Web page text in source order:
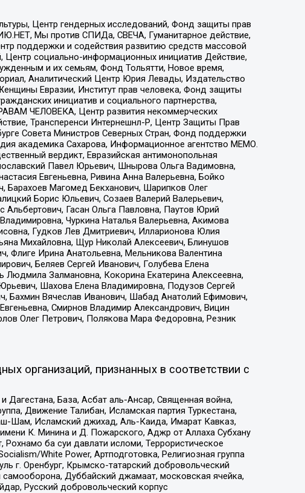
Центр гендерных исследований, Фонд защиты прав
Мы против СПИДа, СВЕЧА, Гуманитарное действие,
поддержки и содействия развитию средств массовой
Центр социально-информационных инициатив Действие,
и их семьям, Фонд Тольятти, Новое время,
Аналитический Центр Юрия Левады, Издательство
Евразии, Институт прав человека, Фонд защиты
инициатив и социального партнерства,
ЧЕЛОВЕКА, Центр развития некоммерческих
Трансперенси Интернешнл-Р, Центр Защиты Прав
Совета Министров Северных Стран, Фонд поддержки
академика Сахарова, Информационное агентство МЕМО.
вердикт, Евразийская антимонопольная
Павел Юрьевич, Шнырова Ольга Вадимовна,
Евгеньевна, Ривина Анна Валерьевна, Бойко
Барахоев Магомед Бекханович, Шарипков Олег
Борис Юльевич, Созаев Валерий Валерьевич,
Гасан Ольга Павловна, Паутов Юрий
Чуркина Наталья Валерьевна, Акимова
Гудков Лев Дмитриевич, Илларионова Юлия
Михайловна, Щур Николай Алексеевич, Блинушов
Флиге Ирина Анатольевна, Мельникова Валентина
Беляев Сергей Иванович, Голубева Елена
Людмила Залмановна, Кокорина Екатерина Алексеевна,
Шахова Елена Владимировна, Подузов Сергей
Бахмин Вячеслав Иванович, Шабад Анатолий Ефимович,
Смирнов Владимир Александрович, Вицин
Олег Петрович, Полякова Мара Федоровна, Резник
организаций, признанных в соответствии с
База, Асбат аль-Ансар, Священная война,
Движение Талибан, Исламская партия Туркестана,
Шам, Исламский джихад, Аль-Каида, Имарат Кавказ,
К. Минина и Д. Пожарского, Аджр от Аллаха Субхану
ба суи давлати исломи, Террористическое
White Power, Артподготовка, Религиозная группа
г. Оренбург, Крымско-татарский добровольческий
Дуббайский джамаат, московская ячейка,
Русский добровольческий корпус